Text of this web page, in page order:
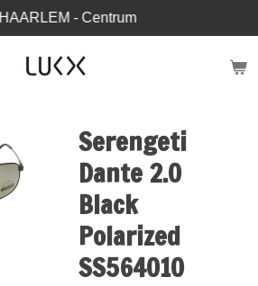
HAARLEM - Centrum
Serengeti
Dante 2.0
Black
Polarized
SS564010